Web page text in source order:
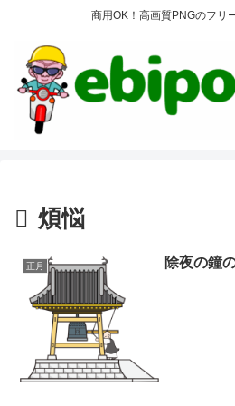
商用OK！高画質PNGのフリーイ
煩悩
正月 除夜の鐘